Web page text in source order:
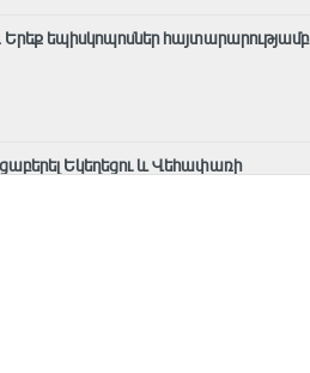
Երեք եպիսկոպոսներ հայտարարությամբ
Եկեղեցու և Վեհափառի